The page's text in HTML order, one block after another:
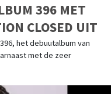
396 MET
CLOSED UIT
het debuutalbum van
met de zeer